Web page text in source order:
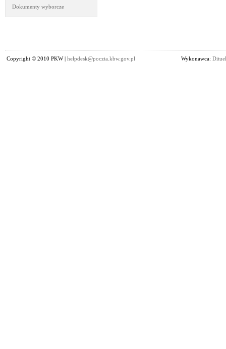
Dokumenty wyborcze
Copyright © 2010 PKW | helpdesk@poczta.kbw.gov.pl Wykonawca: